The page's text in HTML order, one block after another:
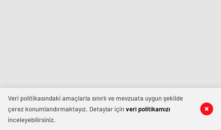
Veri politikasındaki amaçlarla sınırlı ve mevzuata uygun şekilde
çerez konumlandırmaktayız. Detaylar içinveri politikamızı
inceleyebilirsiniz.